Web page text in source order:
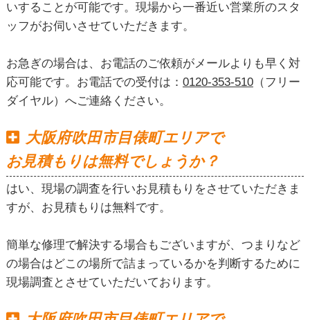
いすることが可能です。現場から一番近い営業所のスタ
ッフがお伺いさせていただきます。
お急ぎの場合は、お電話のご依頼がメールよりも早く対
応可能です。お電話での受付は： 0120-353-510（フリー
ダイヤル）へご連絡ください。
大阪府吹田市目俵町エリアで
お見積もりは無料でしょうか？
はい、現場の調査を行いお見積もりをさせていただきま
すが、お見積もりは無料です。
簡単な修理で解決する場合もございますが、つまりなど
の場合はどこの場所で詰まっているかを判断するために
現場調査とさせていただいております。